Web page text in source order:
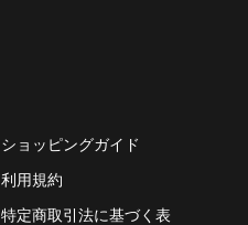
ショッピングガイド
利用規約
特定商取引法に基づく表